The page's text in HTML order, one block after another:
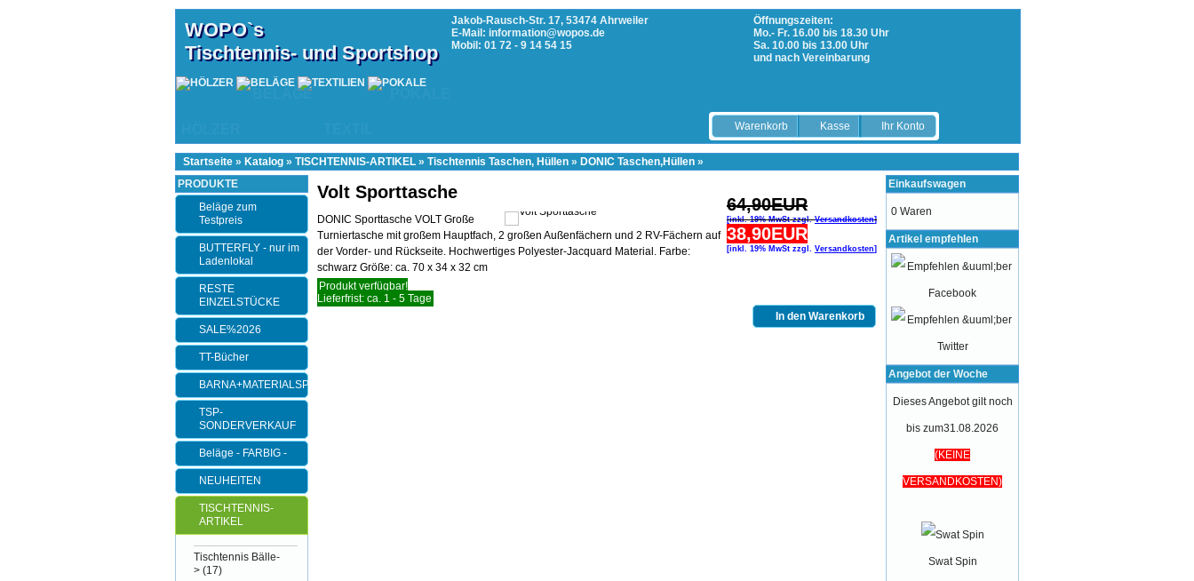
WOPO`s
Tischtennis- und Sportshop
Jakob-Rausch-Str. 17, 53474 Ahrweiler
E-Mail: information@wopos.de
Mobil: 01 72 - 9 14 54 15
Öffnungszeiten:
Mo.- Fr. 16.00 bis 18.30 Uhr
Sa. 10.00 bis 13.00 Uhr
und nach Vereinbarung
BELÄGE
Warenkorb Kasse Ihr Konto
Startseite » Katalog » TISCHTENNIS-ARTIKEL » Tischtennis Taschen, Hüllen » DONIC Taschen,Hüllen »
64,90EUR
[inkl. 19% MwSt zzgl.Versandkosten]
38,90EUR
[inkl. 19% MwSt zzgl. Versandkosten]
Volt Sporttasche
DONIC Sporttasche VOLT Große
Turniertasche mit großem Hauptfach, 2 großen Außenfächern und 2 RV-Fächern auf
der Vorder- und Rückseite. Hochwertiges Polyester-Jacquard Material. Farbe:
schwarz Größe: ca. 70 x 34 x 32 cm
Produkt verfügbar!
Lieferfrist: ca. 1 - 5 Tage
In den Warenkorb
PRODUKTE
Beläge zum
Testpreis
BUTTERFLY - nur im
Ladenlokal
RESTE
EINZELSTÜCKE
SALE%2026
TT-Bücher
BARNA+MATERIALSPEZI
TSP-
SONDERVERKAUF
Beläge - FARBIG -
NEUHEITEN
TISCHTENNIS-
ARTIKEL
Tischtennis Bälle-
> (17)
Einkaufswagen
0 Waren
Artikel empfehlen
Angebot der Woche
Dieses Angebot gilt noch
bis zum31.08.2026
(KEINE
VERSANDKOSTEN)
Swat Spin